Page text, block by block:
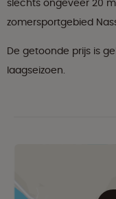
slechts ongeveer 20
zomersportgebied
De getoonde prijs is
laagseizoen.